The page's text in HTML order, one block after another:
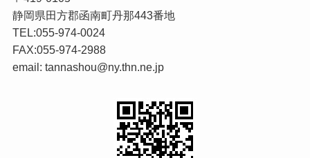
静岡県田方郡函南町丹那443番地
TEL:055-974-0024
FAX:055-974-2988
email: tannashou@ny.thn.ne.jp